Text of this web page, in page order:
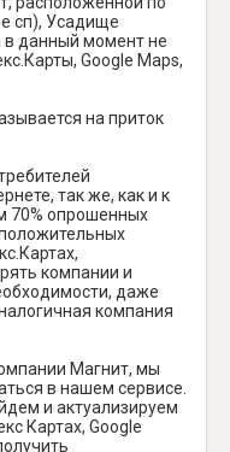
сп), Усадище
в данный момент не
Google Maps,
на приток
так же, как и к
70% опрошенных
компании и
даже
компания
Магнит, мы
в нашем сервисе.
и актуализируем
Картах, Google